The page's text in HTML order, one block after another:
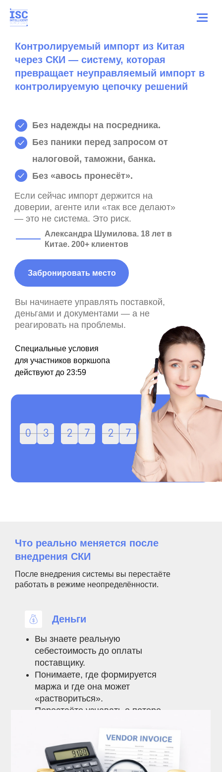
Забронировать место
Контролируемый импорт из Китая
через СКИ — систему, которая
превращает неуправляемый импорт в
контролируемую цепочку решений
Без надежды на посредника.
Без паники перед запросом от
налоговой, таможни, банка.
Без «авось пронесёт».
Если сейчас импорт держится на
доверии, агенте или «так все делают»
— это не система. Это риск.
Вы начинаете управлять поставкой,
деньгами и документами — а не
реагировать на проблемы.
Специальные условия
для участников воркшопа
действуют до 23:59
Александра Шумилова. 18 лет в
Китае. 200+ клиентов
3
2
2
3 7
6
6
7
0
0 3
3 2
2 7
7 3
2
2
3 7
6
6
7
Деньги
Вы знаете реальную
себестоимость до оплаты
поставщику.
Понимаете, где формируется
маржа и где она может
«раствориться».
Перестаёте узнавать о потере
Что реально меняется после
внедрения СКИ
После внедрения системы вы перестаёте
работать в режиме неопределённости.